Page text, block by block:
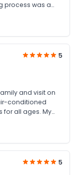
process was a
5
and visit on
conditioned
for all ages. My
5